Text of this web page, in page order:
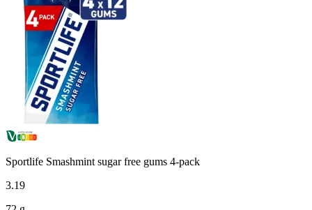
Sportlife Smashmint sugar free gums 4-pack
3.19